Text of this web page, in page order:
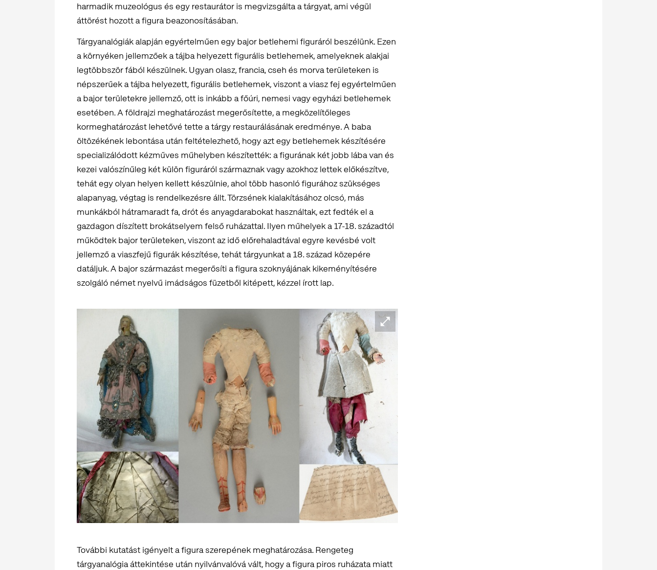
harmadik muzeológus és egy restaurátor is megvizsgálta a tárgyat, ami végül
áttörést hozott a figura beazonosításában.
Tárgyanalógiák alapján egyértelműen egy bajor betlehemi figuráról beszélünk. Ezen
a környéken jellemzőek a tájba helyezett figurális betlehemek, amelyeknek alakjai
legtöbbször fából készülnek. Ugyan olasz, francia, cseh és morva területeken is
népszerűek a tájba helyezett, figurális betlehemek, viszont a viasz fej egyértelműen
a bajor területekre jellemző, ott is inkább a főúri, nemesi vagy egyházi betlehemek
esetében. A földrajzi meghatározást megerősítette, a megközelítőleges
kormeghatározást lehetővé tette a tárgy restaurálásának eredménye. A baba
öltözékének lebontása után feltételezhető, hogy azt egy betlehemek készítésére
specializálódott kézműves műhelyben készítették: a figurának két jobb lába van és
kezei valószínűleg két külön figuráról származnak vagy azokhoz lettek előkészítve,
tehát egy olyan helyen kellett készülnie, ahol több hasonló figurához szükséges
alapanyag, végtag is rendelkezésre állt. Törzsének kialakításához olcsó, más
munkákból hátramaradt fa, drót és anyagdarabokat használtak, ezt fedték el a
gazdagon díszített brokátselyem felső ruházattal. Ilyen műhelyek a 17-18. századtól
működtek bajor területeken, viszont az idő előrehaladtával egyre kevésbé volt
jellemző a viaszfejű figurák készítése, tehát tárgyunkat a 18. század közepére
datáljuk. A bajor származást megerősíti a figura szoknyájának kikeményítésére
szolgáló német nyelvű imádságos füzetből kitépett, kézzel írott lap.
További kutatást igényelt a figura szerepének meghatározása. Rengeteg
tárgyanalógia áttekintése után nyilvánvalóvá vált, hogy a figura piros ruházata miatt